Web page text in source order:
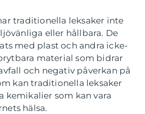
traditionella leksaker inte
eller hållbara. De
med plast och andra icke-
material som bidrar
och negativ påverkan på
kan traditionella leksaker
kemikalier som kan vara
hälsa.